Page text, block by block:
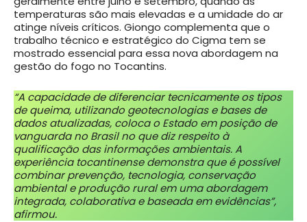
temperaturas são mais elevadas e a umidade do ar
atinge níveis críticos. Giongo complementa que o
trabalho técnico e estratégico do Cigma tem se
mostrado essencial para essa nova abordagem na
gestão do fogo no Tocantins.
“A capacidade de diferenciar tecnicamente os tipos
de queima, utilizando geotecnologias e bases de
dados atualizadas, coloca o Estado em posição de
vanguarda no Brasil no que diz respeito à
qualificação das informações ambientais. A
experiência tocantinense demonstra que é possível
combinar prevenção, tecnologia, conservação
ambiental e produção rural em uma abordagem
integrada, colaborativa e baseada em evidências”,
afirmou.